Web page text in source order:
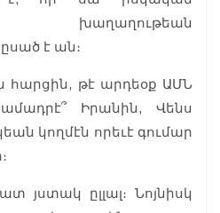
խաղաղութեան
է ան։
հարցին, թէ արդեօք ԱՄՆ
Իրանին, Վենս
կողմէն որեւէ գումար
յստակ ըլլալ։ Նոյնիսկ